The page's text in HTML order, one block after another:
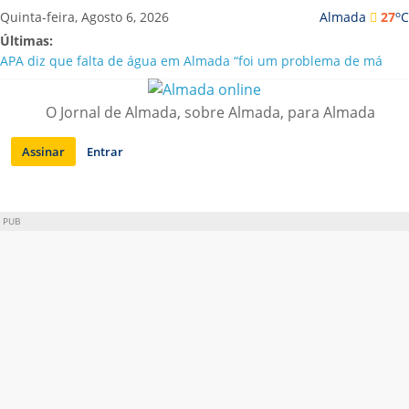
Saltar
para
conteúdo
Almada 27oC
Quinta-feira, Agosto 6, 2026
Últimas:
APA diz que falta de água em Almada “foi um problema de má
Laranjeiro | Cultura pop asiática invade a Casa Amarela
Ponte 25 de Abril celebra 60 anos com programa cultural entre
Lisboa e Almada
Situação de alerta em Almada renovada até final de Agosto
O Jornal de Almada, sobre Almada, para Almada
Assinar Entrar
PUB